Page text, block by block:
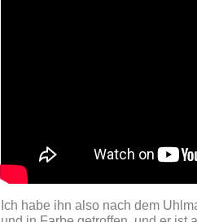
Ich habe ihn also nach dem